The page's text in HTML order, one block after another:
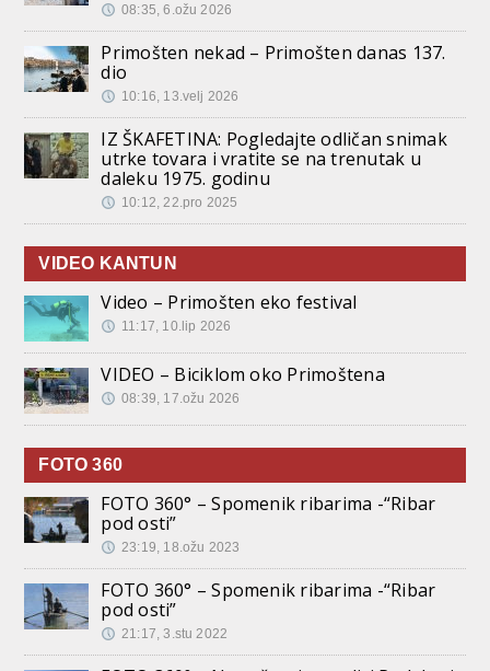
08:35, 6.ožu 2026
Primošten nekad – Primošten danas 137.
dio
10:16, 13.velj 2026
IZ ŠKAFETINA: Pogledajte odličan snimak
utrke tovara i vratite se na trenutak u
daleku 1975. godinu
10:12, 22.pro 2025
VIDEO KANTUN
Video – Primošten eko festival
11:17, 10.lip 2026
VIDEO – Biciklom oko Primoštena
08:39, 17.ožu 2026
FOTO 360
FOTO 360° – Spomenik ribarima -“Ribar
pod osti”
23:19, 18.ožu 2023
FOTO 360° – Spomenik ribarima -“Ribar
pod osti”
21:17, 3.stu 2022